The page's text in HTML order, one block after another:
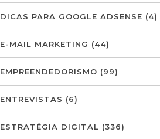
DICAS PARA GOOGLE ADSENSE (4)
E-MAIL MARKETING (44)
EMPREENDEDORISMO (99)
ENTREVISTAS (6)
ESTRATÉGIA DIGITAL (336)